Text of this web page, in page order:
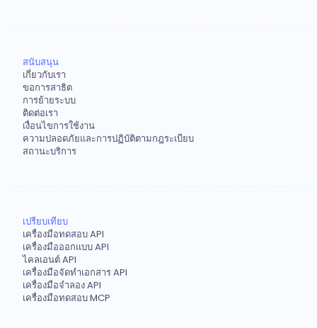
สนับสนุน
เกี่ยวกับเรา
ขอการสาธิต
การย้ายระบบ
ติดต่อเรา
เงื่อนไขการใช้งาน
ความปลอดภัยและการปฏิบัติตามกฎระเบียบ
สถานะบริการ
เปรียบเทียบ
เครื่องมือทดสอบ API
เครื่องมือออกแบบ API
ไคลเอนต์ API
เครื่องมือจัดทำเอกสาร API
เครื่องมือจำลอง API
เครื่องมือทดสอบ MCP